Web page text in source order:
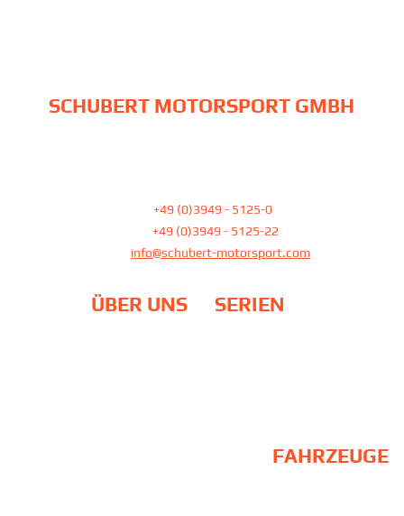
SCHUBERT MOTORSPORT GMBH
+49 (0)3949 - 5125-0
+49 (0)3949 - 5125-22
info@schubert-motorsport.com
ÜBER UNS SERIEN
FAHRZEUGE